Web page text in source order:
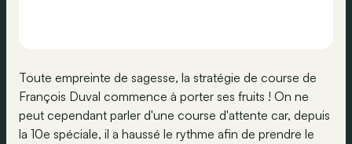
Toute empreinte de sagesse, la stratégie de course de
François Duval commence à porter ses fruits ! On ne
peut cependant parler d'une course d'attente car, depuis
la 10e spéciale, il a haussé le rythme afin de prendre le